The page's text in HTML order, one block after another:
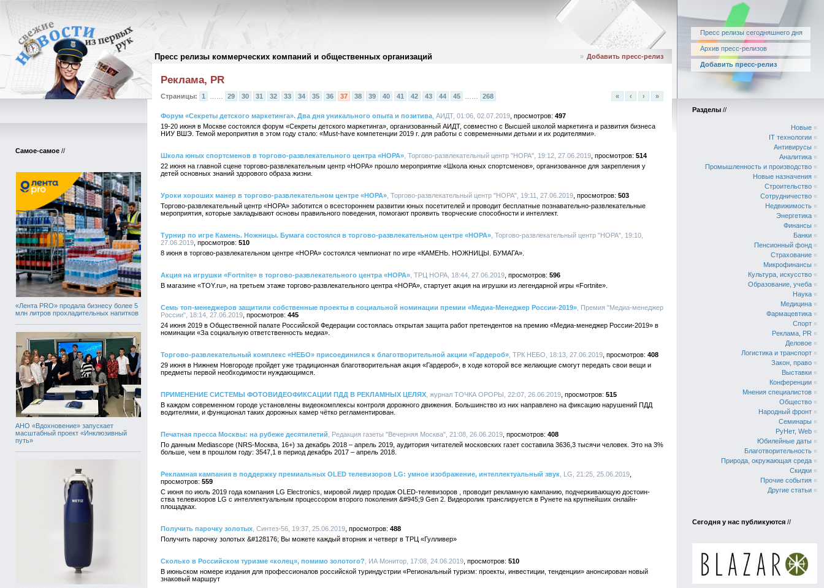
Пресс релизы коммерческих компаний и общественных организаций
Пресс релизы сегодняшнего дня
Архив пресс-релизов
Добавить пресс-релиз
Самое-самое //
«Лента PRO» продала бизнесу более 5
млн литров прохладительных напитков
АНО «Вдохновение» запускает
масштабный проект «Инклюзивный
путь»
Архив пресс-релизов// » Добавить пресс-релиз
Реклама, PR
Страницы: 1 29 30 31 32 33 34 35 36 37 38 39 40 41 42 43 44 45 268 « ‹ › »
Форум «Секреты детского маркетинга». Два дня уникального опыта и позитива , АИДТ, 01:06, 02.07.2019
497
19-20 июня в Москве состоялся форум «Секреты детского маркетинга», организованный АИДТ, совместно с Высшей школой маркетинга и развития бизнеса
НИУ ВШЭ. Темой мероприятия в этом году стало: «Must-have компетенции 2019 г. для работы с современными детьми и их родителями».
Школа юных спортсменов в торгово-развлекательного центра «НОРА» , Торгово-развлекательный центр "НОРА", 19:12, 27.06.2019
514
22 июня на главной сцене торгово-развлекательным центр «НОРА» прошло мероприятие «Школа юных спортсменов», организованное для закрепления у
детей основных знаний здорового образа жизни.
Уроки хороших манер в торгово-развлекательном центре «НОРА» , Торгово-развлекательный центр "НОРА", 19:11, 27.06.2019
503
Торгово-развлекательный центр «НОРА» заботится о всестороннем развитии юных посетителей и проводит бесплатные познавательно-развлекательные
мероприятия, которые закладывают основы правильного поведения, помогают проявить творческие способности и интеллект.
Турнир по игре Камень. Ножницы. Бумага состоялся в торгово-развлекательном центре «НОРА» , Торгово-развлекательный центр "НОРА", 19:10,
27.06.2019
510
8 июня в торгово-развлекательном центре «НОРА» состоялся чемпионат по игре «КАМЕНЬ. НОЖНИЦЫ. БУМАГА».
Акция на игрушки «Fortnite» в торгово-развлекательного центра «НОРА» , ТРЦ НОРА, 18:44, 27.06.2019
596
В магазине «TOY.ru», на третьем этаже торгово-развлекательного центра «НОРА», стартует акция на игрушки из легендарной игры «Fortnite».
Семь топ-менеджеров защитили собственные проекты в социальной номинации премии «Медиа-Менеджер России-2019» , Премия "Медиа-менеджер
России", 18:14, 27.06.2019
445
24 июня 2019 в Общественной палате Российской Федерации состоялась открытая защита работ претендентов на премию «Медиа-менеджер России-2019» в
номинации «За социальную ответственность медиа».
Торгово-развлекательный комплекс «НЕБО» присоединился к благотворительной акции «Гардероб» , ТРК НЕБО, 18:13, 27.06.2019
408
29 июня в Нижнем Новгороде пройдет уже традиционная благотворительная акция «Гардероб», в ходе которой все желающие смогут передать свои вещи и
предметы первой необходимости нуждающимся.
ПРИМЕНЕНИЕ СИСТЕМЫ ФОТОВИДЕОФИКСАЦИИ ПДД В РЕКЛАМНЫХ ЦЕЛЯХ , журнал ТОЧКА ОРОРЫ, 22:07, 26.06.2019
515
В каждом современном городе установлены видеокомплексы контроля дорожного движения. Большинство из них направлено на фиксацию нарушений ПДД
водителями, и функционал таких дорожных камер чётко регламентирован.
Печатная пресса Москвы: на рубеже десятилетий , Редакция газеты "Вечерняя Москва", 21:08, 26.06.2019
408
По данным Mediascope (NRS-Москва, 16+) за декабрь 2018 – апрель 2019, аудитория читателей московских газет составила 3636,3 тысячи человек. Это на 3%
больше, чем в прошлом году: 3547,1 в период декабрь 2017 – апрель 2018.
Рекламная кампания в поддержку премиальных OLED телевизоров LG: умное изображение, интеллектуальный звук , LG, 21:25, 25.06.2019
559
С июня по июль 2019 года компания LG Electronics, мировой лидер продаж OLED-телевизоров , проводит рекламную кампанию, подчеркивающую достоин-
ства телевизоров LG с интеллектуальным процессором второго поколения &#945;9 Gen 2. Видеоролик транслируется в Рунете на крупнейших онлайн-
площадках.
Получить парочку золотых , Синтез-56, 19:37, 25.06.2019
488
Получить парочку золотых &#128176; Вы можете каждый вторник и четверг в ТРЦ «Гулливер»
Сколько в Российском туризме «колец», помимо золотого? , ИА Монитор, 17:08, 24.06.2019
510
В июньском номере издания для профессионалов российской туриндустрии «Региональный туризм: проекты, инвестиции, тенденции» анонсирован новый
знаковый маршрут
Разделы //
Новые «
IT технологии «
Антивирусы «
Аналитика «
Промышленность и производство «
Новые назначения «
Строительство «
Сотрудничество «
Недвижимость «
Энергетика «
Финансы «
Банки «
Пенсионный фонд «
Страхование «
Микрофинансы «
Культура, искусство «
Образование, учеба «
Наука «
Медицина «
Фармацевтика «
Спорт «
Реклама, PR «
Деловое «
Логистика и транспорт «
Закон, право «
Выставки «
Конференции «
Мнения специалистов «
Общество «
Народный фронт «
Семинары «
РуНет, Web «
Юбилейные даты «
Благотворительность «
Природа, окружающая среда «
Скидки «
Прочие события «
Другие статьи «
Сегодня у нас публикуются //